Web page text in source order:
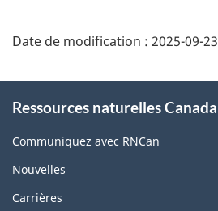
Date de modification : 2025-09-23
this
site
Ressources naturelles Canada
Communiquez avec RNCan
Nouvelles
Carrières